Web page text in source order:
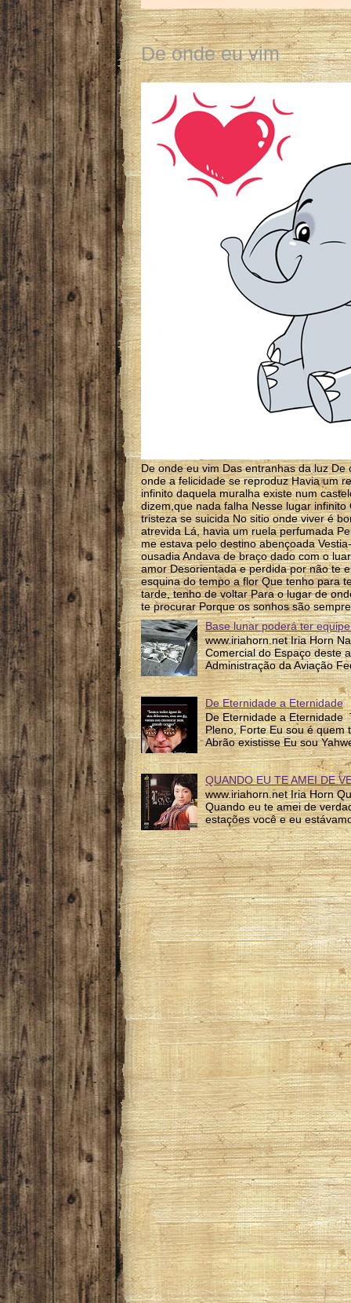
De onde eu vim
De onde eu vim Das entranhas da luz
onde a felicidade se reproduz Havia um
infinito daquela muralha existe num
dizem,que nada falha Nesse lugar
tristeza se suicida No sitio onde viver é
atrevida Lá, havia um ruela perfumada
me estava pelo destino abençoada
ousadia Andava de braço dado com o
amor Desorientada e perdida por não te
esquina do tempo a flor Que tenho para
tarde, tenho de voltar Para o lugar de
te procurar Porque os sonhos são
Base lunar poderá ter
www.iriahorn.net Iria Horn
Comercial do Espaço deste
Administração da Aviação
De Eternidade a Eternidade
De Eternidade a Eternidade
Pleno, Forte Eu sou é quem
Abrão existisse Eu sou
QUANDO EU TE AMEI DE
www.iriahorn.net Iria Horn
Quando eu te amei de
estações você e eu